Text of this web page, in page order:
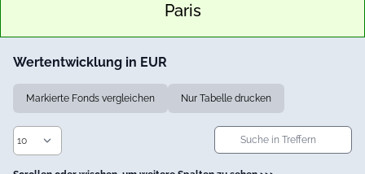
Paris
Wertentwicklung in EUR
Markierte Fonds vergleichen Nur Tabelle drucken